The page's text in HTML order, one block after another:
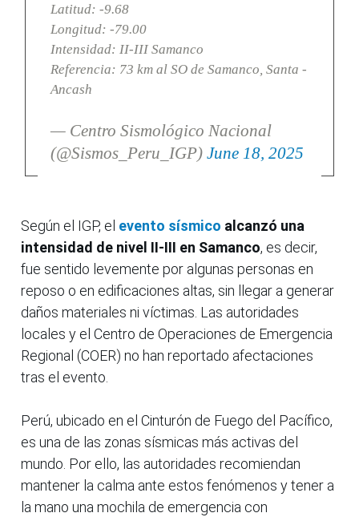
Latitud: -9.68
Longitud: -79.00
Intensidad: II-III Samanco
Referencia: 73 km al SO de Samanco, Santa -
Ancash
— Centro Sismológico Nacional
(@Sismos_Peru_IGP) June 18, 2025
Según el IGP, el evento sísmico alcanzó una
intensidad de nivel II-III en Samanco, es decir,
fue sentido levemente por algunas personas en
reposo o en edificaciones altas, sin llegar a generar
daños materiales ni víctimas. Las autoridades
locales y el Centro de Operaciones de Emergencia
Regional (COER) no han reportado afectaciones
tras el evento.
Perú, ubicado en el Cinturón de Fuego del Pacífico,
es una de las zonas sísmicas más activas del
mundo. Por ello, las autoridades recomiendan
mantener la calma ante estos fenómenos y tener a
la mano una mochila de emergencia con